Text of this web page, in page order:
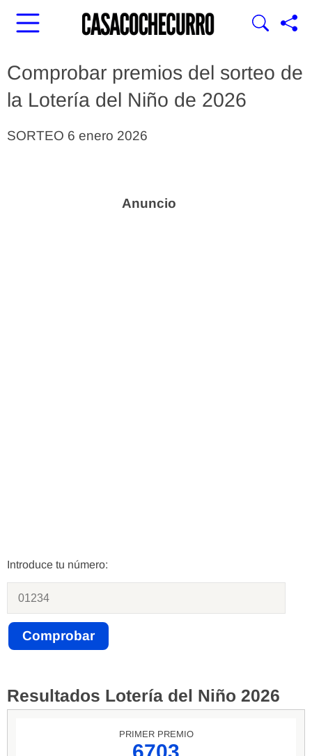
Comprobar premios del sorteo de
la Lotería del Niño de 2026
SORTEO 6 enero 2026
Introduce tu número:
Resultados Lotería del Niño 2026
PRIMER PREMIO